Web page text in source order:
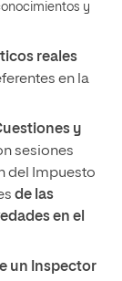
y
reales
en la
y
sesiones
del Impuesto
de las
en el
un Inspector